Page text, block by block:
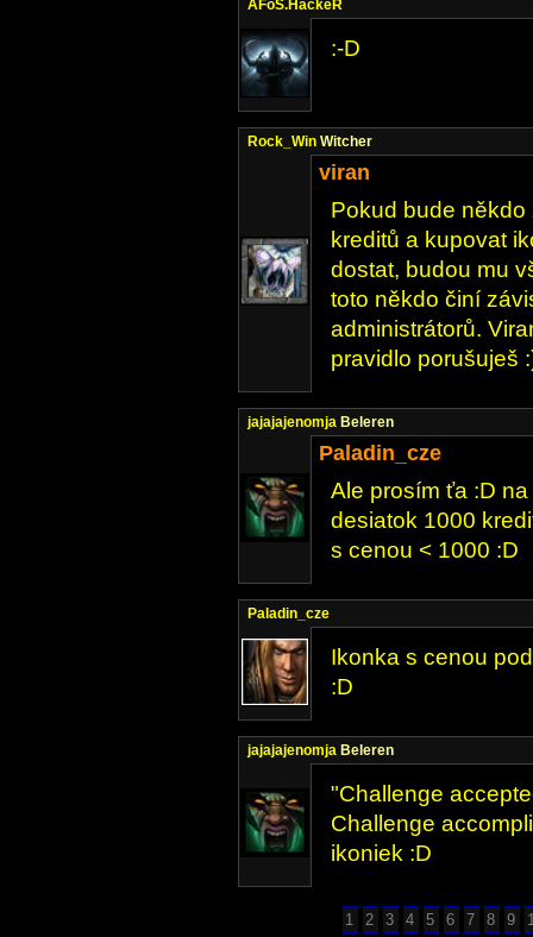
AFoS.HackeR
:-D
Rock_Win Witcher
viran
Pokud bude
kreditů a kupovat
dostat, budou mu
toto někdo činí
administrátorů.
pravidlo porušuješ
jajajajenomja Beleren
Paladin_cze
Ale prosím ťa :D
desiatok 1000
s cenou < 1000 :D
Paladin_cze
Ikonka s cenou
:D
jajajajenomja Beleren
"Challenge
Challenge
ikoniek :D
1 2 3 4 5 6 7 8 9